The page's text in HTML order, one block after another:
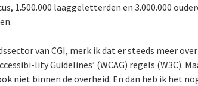
1.500.000 laaggeletterden en 3.000.000
van CGI, merk ik dat er steeds meer
lity Guidelines’ (WCAG) regels (W3C).
niet binnen de overheid. En dan heb ik het